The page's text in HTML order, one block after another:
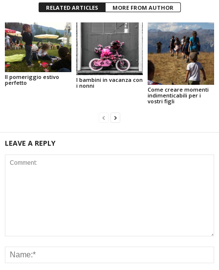
RELATED ARTICLES MORE FROM AUTHOR
Il pomeriggio estivo
perfetto
I bambini in vacanza con
i nonni
Come creare momenti
indimenticabili per i
vostri figli
LEAVE A REPLY